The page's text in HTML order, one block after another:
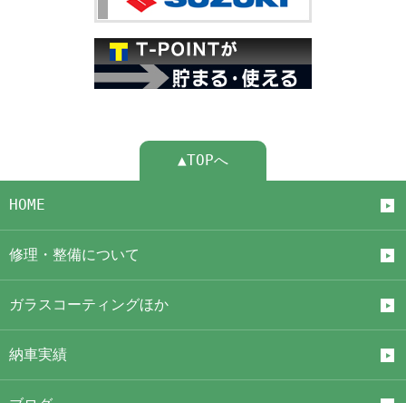
▲TOPへ
HOME
修理・整備について
ガラスコーティングほか
納車実績